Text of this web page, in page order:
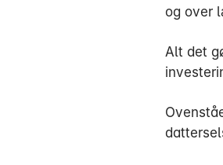
og over
Alt det